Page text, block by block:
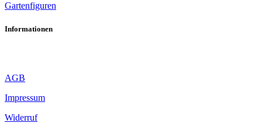
Gartenfiguren
Informationen
AGB
Impressum
Widerruf